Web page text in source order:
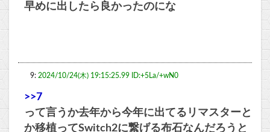
早めに出したら良かったのにな
9: 2024/10/24(木) 19:15:25.99 ID:+5La/+wN0
>>7
って言うか去年から今年に出てるリマスターと
か移植ってSwitch2に繋げる布石なんだろうと